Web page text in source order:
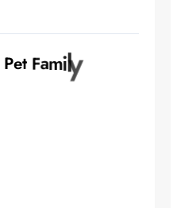
Pet Family